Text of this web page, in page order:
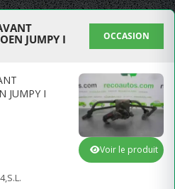
JUMPY I
OCCASION
JUMPY I
Voir le produit